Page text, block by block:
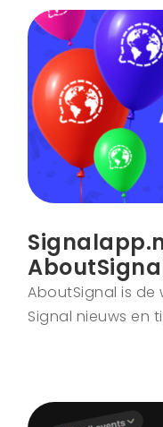
AboutSignal is
Signal nieuws en